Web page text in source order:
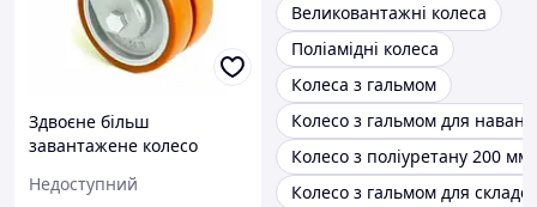
Здвоєне більш
завантажене колесо
(4602-DSTR-201-B) D1-2026
Недоступний
Великовантажні колеса
Поліамідні колеса
Колеса з гальмом
Колесо з гальмом для
Колесо з поліуретану 200 мм
Колесо з гальмом для